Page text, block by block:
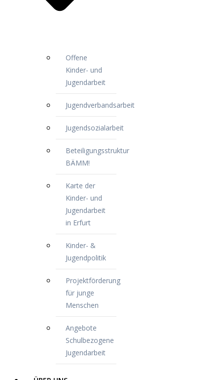
Offene
Kinder- und
Jugendarbeit
Jugendverbandsarbeit
Jugendsozialarbeit
Beteiligungsstruktur
BÄMM!
Karte der
Kinder- und
Jugendarbeit
in Erfurt
Kinder- &
Jugendpolitik
Projektförderung
für junge
Menschen
Angebote
Schulbezogene
Jugendarbeit